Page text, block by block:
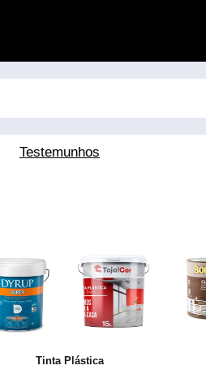
Testemunhos
Tinta Plástica